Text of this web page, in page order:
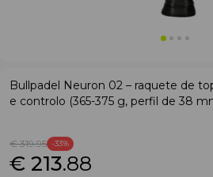
Bullpadel Neuron 02 – raquete de
e controlo (365-375 g, perfil de 38
€ 319.95 -33%
€ 213.88